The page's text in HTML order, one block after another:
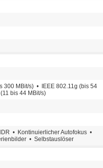
300 MBit/s) • IEEE 802.11g (bis 54
bis 44 MBit/s)
• Kontinuierlicher Autofokus •
• Selbstauslöser